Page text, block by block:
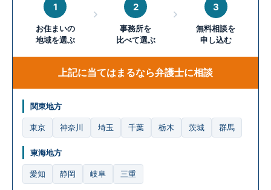
1
お住まいの
地域を選ぶ
2
事務所を
比べて選ぶ
3
無料相談を
申し込む
上記に当てはまるなら弁護士に相談
関東地方
東京 神奈川 埼玉 千葉 栃木 茨城 群馬
東海地方
愛知 静岡 岐阜 三重